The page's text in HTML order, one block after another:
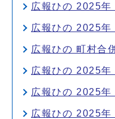
広報ひの 2025
広報ひの 2025
広報ひの 町村合
広報ひの 2025
広報ひの 2025
広報ひの 2025